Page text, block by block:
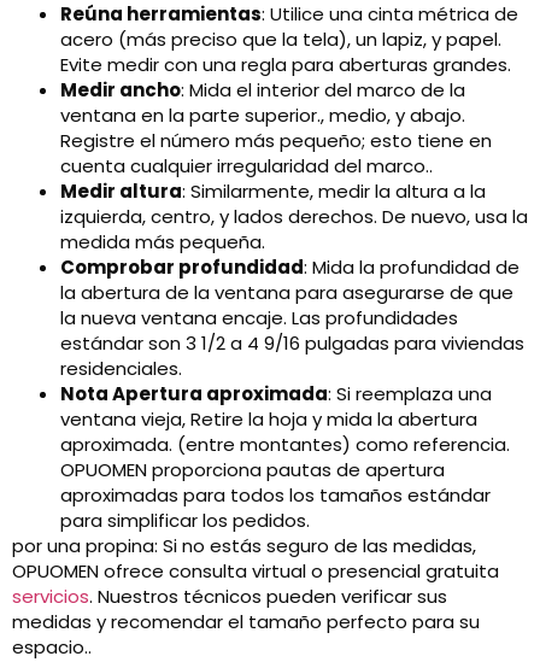
Reúna herramientas: Utilice una cinta métrica de
acero (más preciso que la tela), un lapiz, y papel.
Evite medir con una regla para aberturas grandes.
Medir ancho: Mida el interior del marco de la
ventana en la parte superior., medio, y abajo.
Registre el número más pequeño; esto tiene en
cuenta cualquier irregularidad del marco..
Medir altura: Similarmente, medir la altura a la
izquierda, centro, y lados derechos. De nuevo, usa la
medida más pequeña.
Comprobar profundidad: Mida la profundidad de
la abertura de la ventana para asegurarse de que
la nueva ventana encaje. Las profundidades
estándar son 3 1/2 a 4 9/16 pulgadas para viviendas
residenciales.
Nota Apertura aproximada: Si reemplaza una
ventana vieja, Retire la hoja y mida la abertura
aproximada. (entre montantes) como referencia.
OPUOMEN proporciona pautas de apertura
aproximadas para todos los tamaños estándar
para simplificar los pedidos.
por una propina: Si no estás seguro de las medidas,
OPUOMEN ofrece consulta virtual o presencial gratuita
servicios. Nuestros técnicos pueden verificar sus
medidas y recomendar el tamaño perfecto para su
espacio..